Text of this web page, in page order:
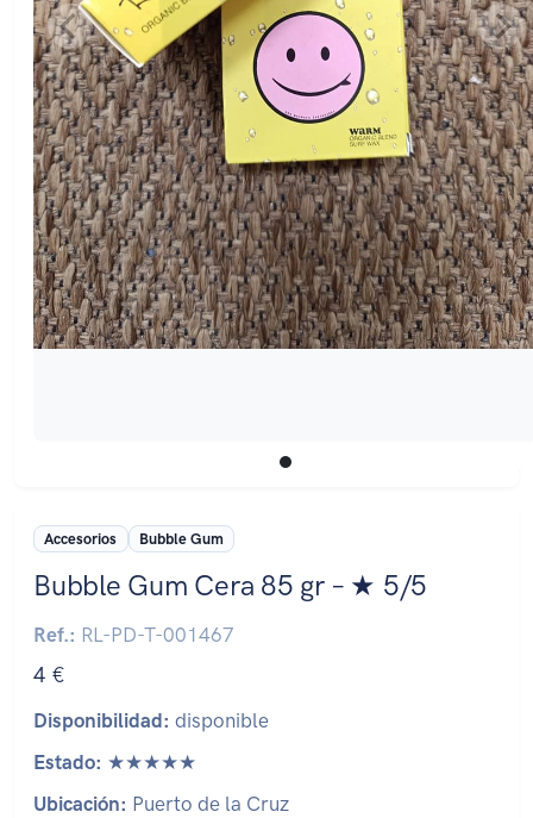
Accesorios Bubble Gum
Bubble Gum Cera 85 gr – ★ 5/5
Ref.: RL-PD-T-001467
4 €
Disponibilidad: disponible
Estado: ★★★★★
Ubicación: Puerto de la Cruz